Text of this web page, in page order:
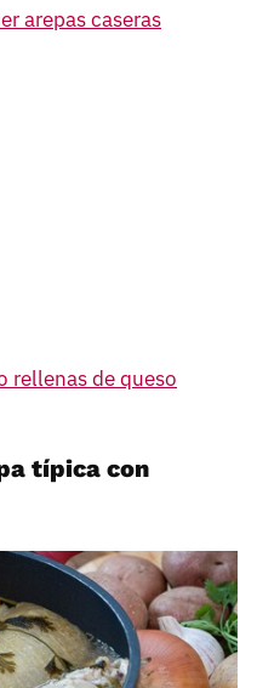
arepas caseras
rellenas de queso
típica con